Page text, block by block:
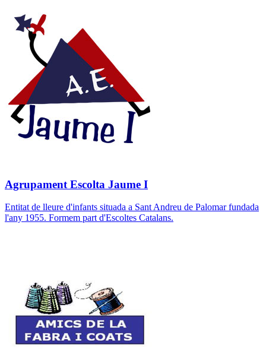
Agrupament Escolta Jaume I
Entitat de lleure d'infants situada a Sant Andreu de Palomar fundada
l'any 1955. Formem part d'Escoltes Catalans.